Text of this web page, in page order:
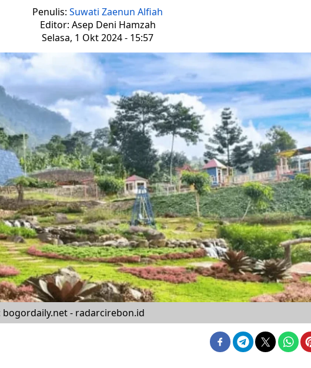
Penulis: Suwati Zaenun Alfiah
Editor: Asep Deni Hamzah
Selasa, 1 Okt 2024 - 15:57
bogordaily.net - radarcirebon.id